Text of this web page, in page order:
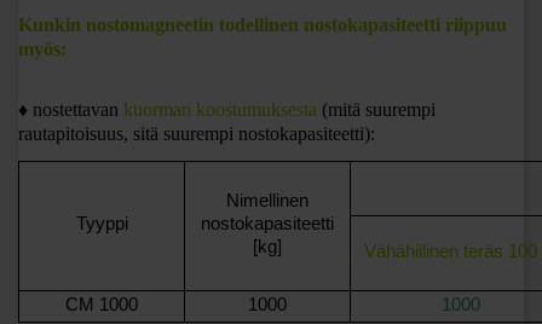
Kunkin nostomagneetin todellinen nostokapasiteetti riippuu
myös:
♦ nostettavan kuorman koostumuksesta (mitä suurempi
rautapitoisuus, sitä suurempi nostokapasiteetti):
Tyyppi
Nimellinen
nostokapasiteetti
[kg]
Vähähiilinen teräs 100
CM 1000 1000 1000